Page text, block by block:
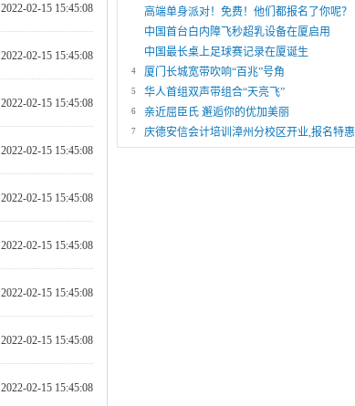
2022-02-15 15:45:08
2022-02-15 15:45:08
2022-02-15 15:45:08
2022-02-15 15:45:08
2022-02-15 15:45:08
2022-02-15 15:45:08
2022-02-15 15:45:08
2022-02-15 15:45:08
2022-02-15 15:45:08
高端单身派对！免费！他们都报名了你呢？
中国首台白内障飞秒超乳设备在厦启用
中国最长桌上足球赛记录在厦诞生
4 厦门长城宽带吹响“百兆”号角
5 华人首组双声带组合“天亮飞”
6 亲近屈臣氏 邂逅你的优加美丽
7 庆德安信会计培训漳州分校区开业,报名特惠